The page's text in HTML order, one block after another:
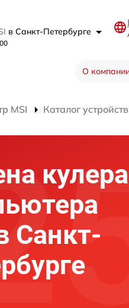
в Санкт-Петербурге
О
MSI Каталог устройств
кулера
Санкт-